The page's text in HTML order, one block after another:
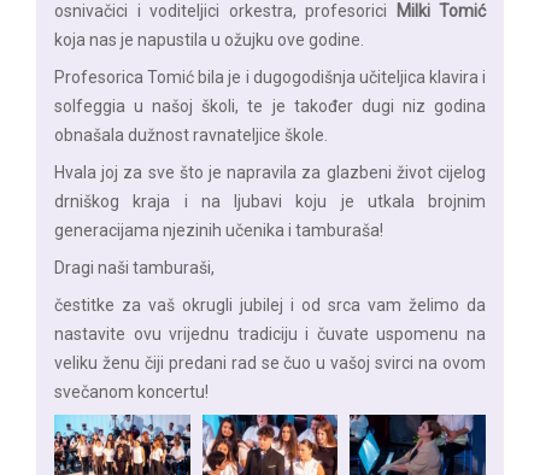
osnivačici i voditeljici orkestra, profesorici
Milki Tomić
koja nas je napustila u ožujku ove godine.
Profesorica Tomić bila je i dugogodišnja učiteljica klavira i
solfeggia u našoj školi, te je također dugi niz godina
obnašala dužnost ravnateljice škole.
Hvala joj za sve što je napravila za glazbeni život cijelog
drniškog kraja i na ljubavi koju je utkala brojnim
generacijama njezinih učenika i tamburaša!
Dragi naši tamburaši,
čestitke za vaš okrugli jubilej i od srca vam želimo da
nastavite ovu vrijednu tradiciju i čuvate uspomenu na
veliku ženu čiji predani rad se čuo u vašoj svirci na ovom
svečanom koncertu!